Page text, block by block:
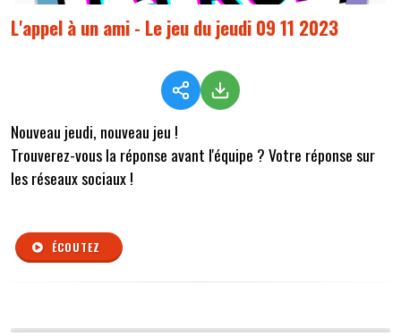
L'appel à un ami - Le jeu du jeudi 09 11 2023
Nouveau jeudi, nouveau jeu !
Trouverez-vous la réponse avant l'équipe ? Votre réponse sur
les réseaux sociaux !
ÉCOUTEZ